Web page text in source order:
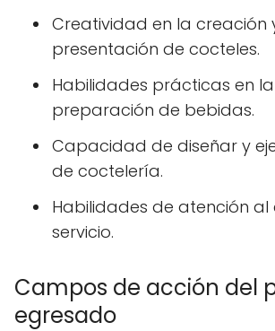
Creatividad en la creación
presentación de cocteles.
Habilidades prácticas en
preparación de bebidas.
Capacidad de diseñar y
de coctelería.
Habilidades de atención al
servicio.
Campos de acción del
egresado